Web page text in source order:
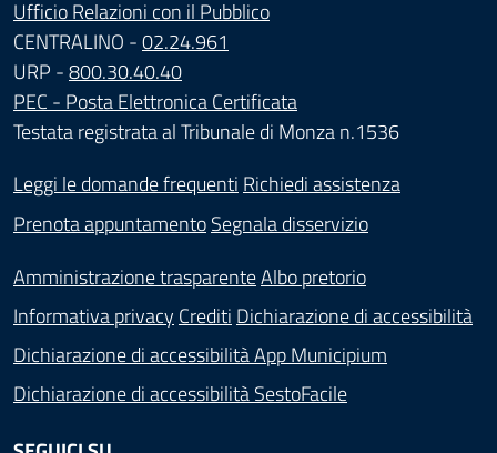
Ufficio Relazioni con il Pubblico
CENTRALINO -02.24.961
URP -800.30.40.40
PEC - Posta Elettronica Certificata
Testata registrata al Tribunale di Monza n.1536
Leggi le domande frequenti Richiedi assistenza
Prenota appuntamentoSegnala disservizio
Amministrazione trasparenteAlbo pretorio
Informativa privacy Crediti Dichiarazione di accessibilità
Dichiarazione di accessibilità App Municipium
Dichiarazione di accessibilità SestoFacile